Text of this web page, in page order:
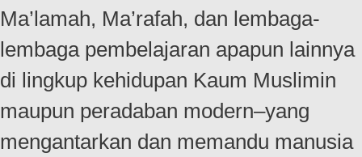
Ma’lamah, Ma’rafah, dan lembaga-
lembaga pembelajaran apapun lainnya
di lingkup kehidupan Kaum Muslimin
maupun peradaban modern–yang
mengantarkan dan memandu manusia